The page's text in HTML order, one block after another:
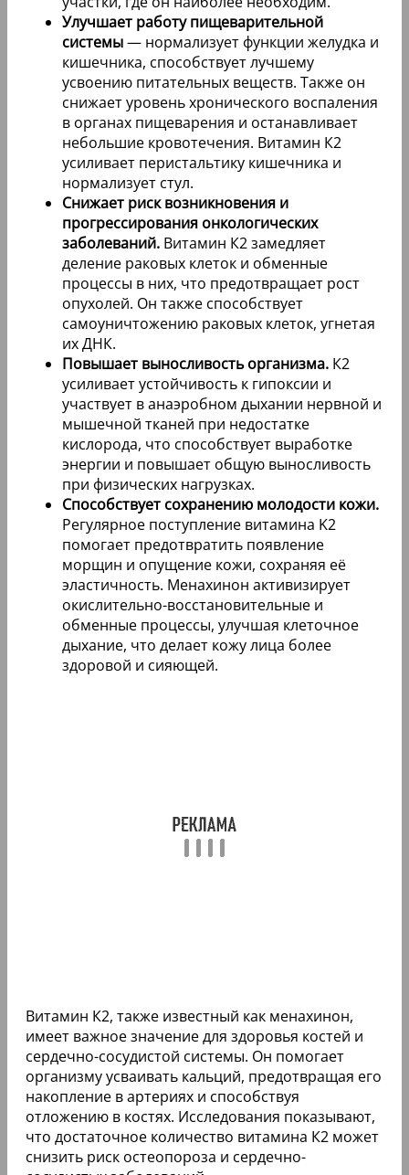
Улучшает работу пищеварительной
системы— нормализует функции желудка и
кишечника, способствует лучшему
усвоению питательных веществ. Также он
снижает уровень хронического воспаления
в органах пищеварения и останавливает
небольшие кровотечения. Витамин К2
усиливает перистальтику кишечника и
нормализует стул.
Снижает риск возникновения и
прогрессирования онкологических
заболеваний. Витамин К2 замедляет
деление раковых клеток и обменные
процессы в них, что предотвращает рост
опухолей. Он также способствует
самоуничтожению раковых клеток, угнетая
их ДНК.
Повышает выносливость организма. К2
усиливает устойчивость к гипоксии и
участвует в анаэробном дыхании нервной и
мышечной тканей при недостатке
кислорода, что способствует выработке
энергии и повышает общую выносливость
при физических нагрузках.
Способствует сохранению молодости кожи.
Регулярное поступление витамина K2
помогает предотвратить появление
морщин и опущение кожи, сохраняя её
эластичность. Менахинон активизирует
окислительно-восстановительные и
обменные процессы, улучшая клеточное
дыхание, что делает кожу лица более
здоровой и сияющей.
Витамин К2, также известный как менахинон,
имеет важное значение для здоровья костей и
сердечно-сосудистой системы. Он помогает
организму усваивать кальций, предотвращая его
накопление в артериях и способствуя
отложению в костях. Исследования показывают,
что достаточное количество витамина К2 может
снизить риск остеопороза и сердечно-